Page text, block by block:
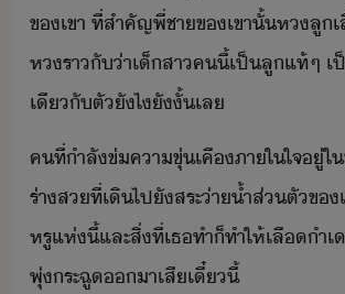
ข​เขา​ ​ที่​สำคัญ​พี่ชา​ข​เขา​ั้​ห​ลู
ห​ราั่า​เ็สา​ค​ี้​เป็​ลู​แท้ๆ​ ​เ
เี​ั​ตั​ัไ​ัั้​เล
คที​่​ำลั​ข่​คาขุ่เคื​ภาใใจ​ู่​
ร่า​ส​ที่​เิ​ไป​ั​สระ่า้ำ​ส่ตั​ข
หรู​แห่​ี้​และ​สิ่​ที่​เธ​ทำ​็​ทำให้​เลืำเ
พุ่ระฉู​า​เสี​เี๋ี้